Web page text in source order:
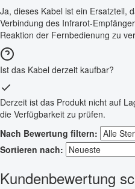
Ja, dieses Kabel ist ein Ersatzteil,
Verbindung des Infrarot-
Reaktion der Fernbedienung zu
Ist das Kabel derzeit kaufbar?
Derzeit ist das Produkt nicht auf
die Verfügbarkeit zu prüfen.
Nach Bewertung filtern:
Sortieren nach:
Kundenbewertung